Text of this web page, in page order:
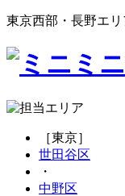
東京西部・長野エ
［東京］
世田谷区
・
中野区